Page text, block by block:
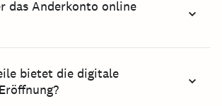
das Anderkonto online
bietet die digitale